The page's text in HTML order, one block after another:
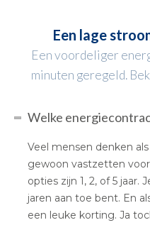
Een lage
Een voordeliger
minuten geregeld.
Welke
Veel mensen denken
gewoon vastzetten
opties zijn 1, 2, of 5 jaar.
jaren aan toe bent. En
een leuke korting. Ja